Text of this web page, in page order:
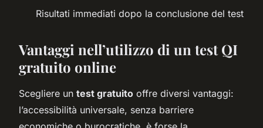
Risultati immediati dopo la conclusione del test
Vantaggi nell’utilizzo di un test QI
gratuito online
Scegliere un test gratuito offre diversi vantaggi:
l’accessibilità universale, senza barriere